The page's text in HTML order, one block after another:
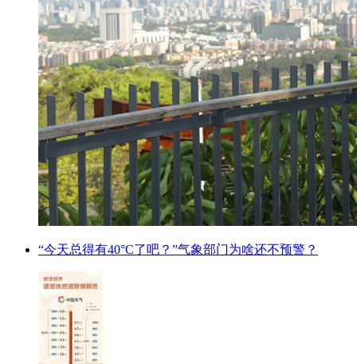
“今天总得有40°C了吧？”气象部门为啥还不预警？